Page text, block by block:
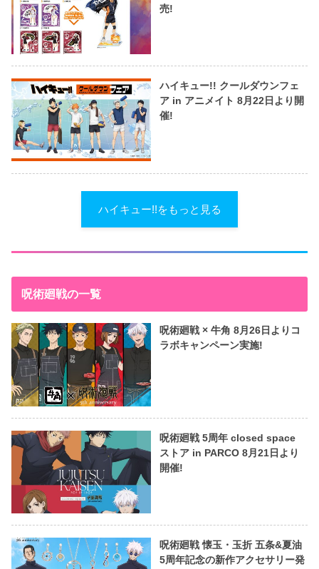
売!
ハイキュー!! クールダウンフェ
ア in アニメイト 8月22日より開
催!
ハイキュー!!をもっと見る
呪術廻戦の一覧
呪術廻戦 × 牛角 8月26日よりコ
ラボキャンペーン実施!
呪術廻戦 5周年 closed space
ストア in PARCO 8月21日より
開催!
呪術廻戦 懐玉・玉折 五条&夏油
5周年記念の新作アクセサリー発